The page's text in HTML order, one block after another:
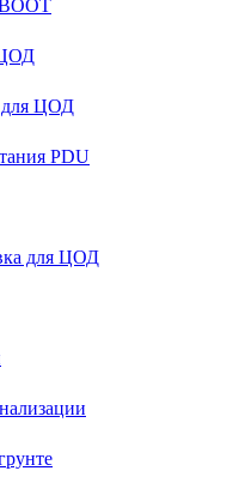
для ЦОД
PDU
для ЦОД